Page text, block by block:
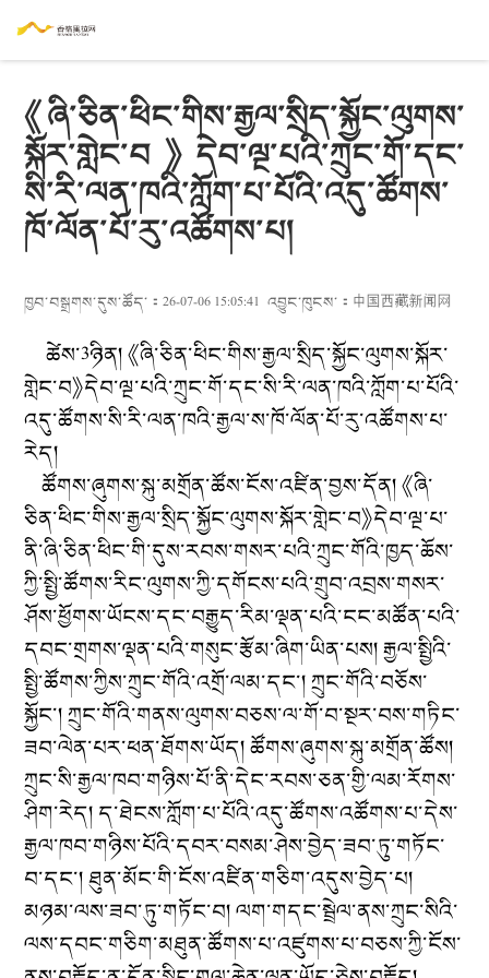
《ཞི་ཅིན་ཕིང་གིས་རྒྱལ་སྲིད་སྐྱོང་ལུགས་
སྐོར་གླེང་བ》དེབ་ལྔ་པའི་ཀྲུང་གོ་དང་
སི་རི་ལན་ཁའི་ཀློག་པ་པོའི་འདུ་ཚོགས་
ཁོ་ལོན་པོ་རུ་འཚོགས་པ།
ཁྱབ་བསྒྲགས་དུས་ཚོད་：26-07-06 15:05:41 འབྱུང་ཁུངས་： 中国西藏新闻网
ཚེས་3ཉིན། 《ཞི་ཅིན་ཕིང་གིས་རྒྱལ་སྲིད་སྐྱོང་ལུགས་སྐོར་
གླེང་བ》དེབ་ལྔ་པའི་ཀྲུང་གོ་དང་སི་རི་ལན་ཁའི་ཀློག་པ་པོའི་
འདུ་ཚོགས་སི་རི་ལན་ཁའི་རྒྱལ་ས་ཁོ་ལོན་པོ་རུ་འཚོགས་པ་
རེད།
ཚོགས་ཞུགས་སྐུ་མགྲོན་ཚོས་ངོས་འཛིན་བྱས་དོན། 《ཞི་
ཅིན་ཕིང་གིས་རྒྱལ་སྲིད་སྐྱོང་ལུགས་སྐོར་གླེང་བ》དེབ་ལྔ་པ་
ནི་ཞི་ཅིན་ཕིང་གི་དུས་རབས་གསར་པའི་ཀྲུང་གོའི་ཁྱད་ཆོས་
ཀྱི་སྤྱི་ཚོགས་རིང་ལུགས་ཀྱི་དགོངས་པའི་གྲུབ་འབྲས་གསར་
ཤོས་ཕྱོགས་ཡོངས་དང་བརྒྱུད་རིམ་ལྡན་པའི་ངང་མཚོན་པའི་
དབང་གྲགས་ལྡན་པའི་གསུང་རྩོམ་ཞིག་ཡིན་པས། རྒྱལ་སྤྱིའི་
སྤྱི་ཚོགས་ཀྱིས་ཀྲུང་གོའི་འགྲོ་ལམ་དང་། ཀྲུང་གོའི་བཅོས་
སྐྱོང་། ཀྲུང་གོའི་གནས་ལུགས་བཅས་ལ་གོ་བ་སྔར་བས་གཏིང་
ཟབ་ལེན་པར་ཕན་ཐོགས་ཡོད། ཚོགས་ཞུགས་སྐུ་མགྲོན་ཚོས།
ཀྲུང་སི་རྒྱལ་ཁབ་གཉིས་པོ་ནི་དེང་རབས་ཅན་གྱི་ལམ་རོགས་
ཤིག་རེད། ད་ཐེངས་ཀློག་པ་པོའི་འདུ་ཚོགས་འཚོགས་པ་དེས་
རྒྱལ་ཁབ་གཉིས་པོའི་དབར་བསམ་ཤེས་བྱེད་ཟབ་ཏུ་གཏོང་
བ་དང་། ཐུན་མོང་གི་ངོས་འཛིན་གཅིག་འདུས་བྱེད་པ།
མཉམ་ལས་ཟབ་ཏུ་གཏོང་བ། ལག་གདང་སྦྲེལ་ནས་ཀྲུང་སིའི་
ལས་དབང་གཅིག་མཐུན་ཚོགས་པ་འཛུགས་པ་བཅས་ཀྱི་ངོས་